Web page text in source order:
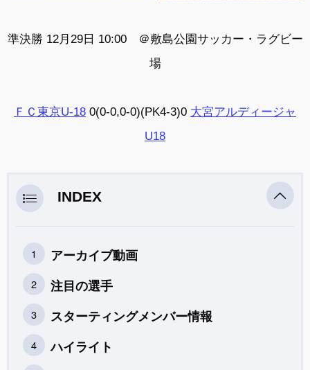
準決勝 12月29日 10:00 ＠敷島公園サッカー・ラグビー
場
ＦＣ東京U-18 0(0-0,0-0)(PK4-3)0 大宮アルディージャ
U18
INDEX
アーカイブ動画
注目の選手
スターティングメンバー情報
ハイライト